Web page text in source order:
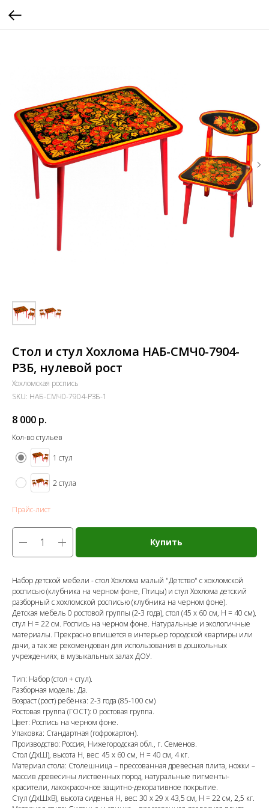
Стол и стул Хохлома НАБ-СМЧ0-7904-
РЗБ, нулевой рост
Хохломская роспись
SKU: НАБ-СМЧ0-7904-РЗБ-1
8 000 р.
Кол-во стульев
1 стул
2 стула
Прайс-лист
Купить
Набор детской мебели - стол Хохлома малый "Детство" с хохломской
росписью (клубника на черном фоне, Птицы) и стул Хохлома детский
разборный с хохломской росписью (клубника на черном фоне).
Детская мебель 0 ростовой группы (2-3 года), стол (45 х 60 см, Н = 40 см),
стул Н = 22 см. Роспись на черном фоне. Натуральные и экологичные
материалы. Прекрасно впишется в интерьер городской квартиры или
дачи, а так же рекомендован для использования в дошкольных
учреждениях, в музыкальных залах ДОУ.
Тип: Набор (стол + стул).
Разборная модель: Да.
Возраст (рост) ребёнка: 2-3 года (85-100 см)
Ростовая группа (ГОСТ): 0 ростовая группа.
Цвет: Роспись на черном фоне.
Упаковка: Стандартная (гофрокартон).
Производство: Россия, Нижегородская обл., г. Семенов.
Стол (ДхШ), высота Н, вес: 45 х 60 см, Н = 40 см, 4 кг.
Материал стола: Столешница – прессованная древесная плита, ножки –
массив древесины лиственных пород, натуральные пигменты-
красители, лакокрасочное защитно-декоративное покрытие.
Стул (ДхШхВ), высота сиденья Н, вес: 30 х 29 х 43,5 см, Н = 22 см, 2,5 кг.